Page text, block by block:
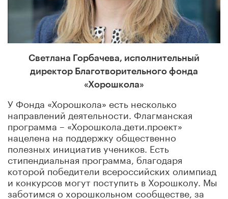
Светлана Горбачева, исполнительный
директор Благотворительного фонда
«Хорошкола»
У Фонда «Хорошкола» есть несколько
направлений деятельности. Флагманская
программа – «Хорошкола.дети.проект»
нацелена на поддержку общественно
полезных инициатив учеников. Есть
стипендиальная программа, благодаря
которой победители всероссийских олимпиад
и конкурсов могут поступить в Хорошколу. Мы
заботимся о хорошкольном сообществе, за